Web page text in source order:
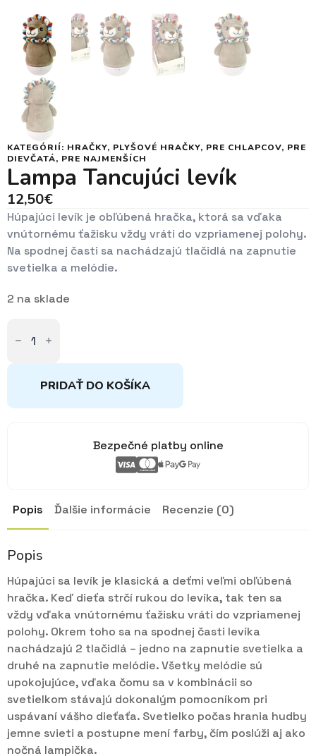
KATEGÓRIÍ: HRAČKY, PLYŠOVÉ HRAČKY, PRE CHLAPCOV, PRE
DIEVČATÁ, PRE NAJMENŠÍCH
Lampa Tancujúci levík
12,50€
Húpajúci levík je obľúbená hračka, ktorá sa vďaka
vnútornému ťažisku vždy vráti do vzpriamenej polohy.
Na spodnej časti sa nachádzajú tlačidlá na zapnutie
svetielka a melódie.
2 na sklade
Lampa
Tancujúci
PRIDAŤ DO KOŠÍKA
Bezpečné platby online
Popis Ďalšie informácie Recenzie (0)
Popis
Húpajúci sa levík je klasická a deťmi veľmi obľúbená
hračka. Keď dieťa strčí rukou do levíka, tak ten sa
vždy vďaka vnútornému ťažisku vráti do vzpriamenej
polohy. Okrem toho sa na spodnej časti levíka
nachádzajú 2 tlačidlá – jedno na zapnutie svetielka a
druhé na zapnutie melódie. Všetky melódie sú
upokojujúce, vďaka čomu sa v kombinácii so
svetielkom stávajú dokonalým pomocníkom pri
uspávaní vášho dieťaťa. Svetielko počas hrania hudby
jemne svieti a postupne mení farby, čím poslúži aj ako
nočná lampička.